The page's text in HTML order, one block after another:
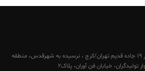
تهران، کیلومتر 19 جاده قدیم تهران/کرج ، نرسیده به شهرقدس، منطقه
خیابان فن آوران، پلاک2